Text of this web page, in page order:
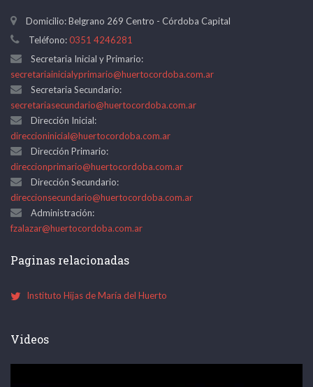
Domicilio: Belgrano 269 Centro - Córdoba Capital
Teléfono:0351 4246281
Secretaria Inicial y Primario:
secretariainicialyprimario@huertocordoba.com.ar
Secretaria Secundario:
secretariasecundario@huertocordoba.com.ar
Dirección Inicial:
direccioninicial@huertocordoba.com.ar
Dirección Primario:
direccionprimario@huertocordoba.com.ar
Dirección Secundario:
direccionsecundario@huertocordoba.com.ar
Administración:
fzalazar@huertocordoba.com.ar
Paginas relacionadas
Instituto Hijas de María del Huerto
Videos